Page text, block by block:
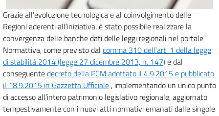
Grazie all’evoluzione tecnologica e al coinvolgimento delle
Regioni aderenti all’iniziativa, è stato possibile realizzare la
convergenza delle banche dati delle leggi regionali nel portale
Normattiva, come previsto dal comma 310 dell’art. 1 della legge
di stabilità 2014 (legge 27 dicembre 2013, n. 147)e dal
conseguentedecreto della PCM adottato il 4.9.2015 e pubblicato
il 18.9.2015 in Gazzetta Ufficiale , implementando un unico punto
di accesso all’intero patrimonio legislativo regionale, aggiornato
tempestivamente con i nuovi atti normativi emanati dalle singole